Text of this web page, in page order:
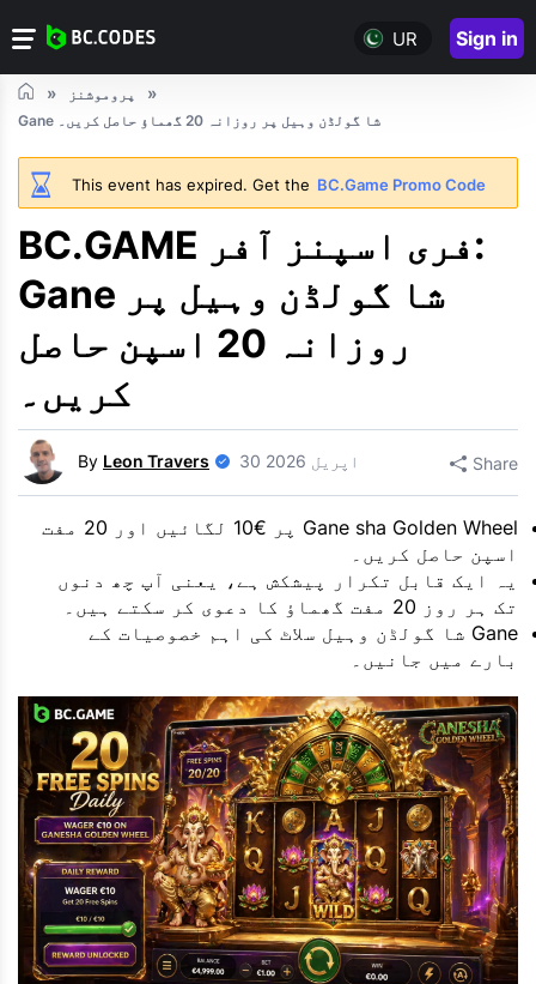
UR Sign in
پروموشنز
Gane شا گولڈن وہیل پر روزانہ 20 گھماؤ حاصل کریں۔
This event has expired. Get the BC.Game Promo Code
BC.GAME فری اسپنز آفر:
Gane شا گولڈن وہیل پر
روزانہ 20 اسپن حاصل
کریں۔
By Leon Travers 30 اپریل 2026 Share
Gane sha Golden Wheel پر €10 لگائیں اور 20 مفت
اسپن حاصل کریں۔
یہ ایک قابل تکرار پیشکش ہے، یعنی آپ چھ دنوں
تک ہر روز 20 مفت گھماؤ کا دعوی کر سکتے ہیں۔
Gane شا گولڈن وہیل سلاٹ کی اہم خصوصیات کے
بارے میں جانیں۔